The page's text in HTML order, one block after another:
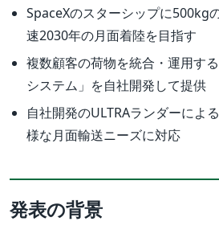
SpaceXのスターシップに500kg
速2030年の月面着陸を目指す
複数顧客の荷物を統合・運用す
システム」を自社開発して提供
自社開発のULTRAランダーによ
様な月面輸送ニーズに対応
発表の背景